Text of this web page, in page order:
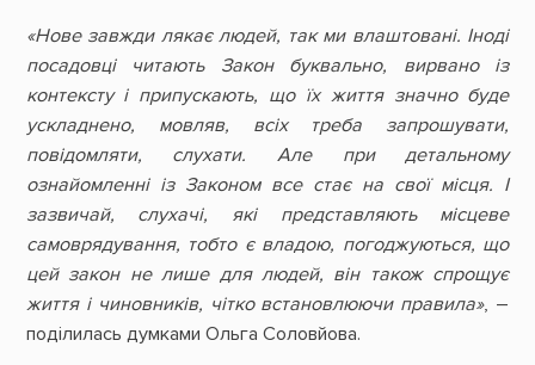
«Нове завжди лякає людей, так ми влаштовані. Іноді
посадовці читають Закон буквально, вирвано із
контексту і припускають, що їх життя значно буде
ускладнено, мовляв, всіх треба запрошувати,
повідомляти, слухати. Але при детальному
ознайомленні із Законом все стає на свої місця. І
зазвичай, слухачі, які представляють місцеве
самоврядування, тобто є владою, погоджуються, що
цей закон не лише для людей, він також спрощує
життя і чиновників, чітко встановлюючи правила», –
поділилась думками Ольга Соловйова.